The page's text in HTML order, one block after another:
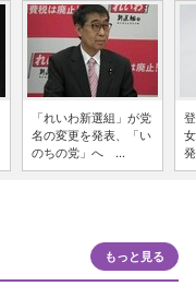
「れいわ新選組」が党
名の変更を発表、「い
のちの党」へ ...
もっと見る